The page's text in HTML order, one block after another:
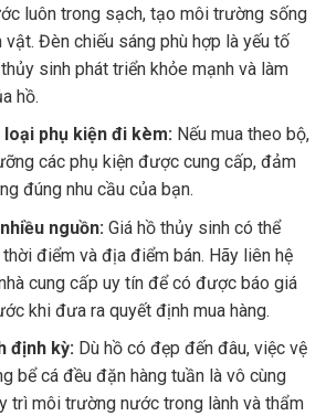
luôn trong sạch, tạo môi trường sống
Đèn chiếu sáng phù hợp là yếu tố
sinh phát triển khỏe mạnh và làm
hồ.
phụ kiện đi kèm: Nếu mua theo bộ,
các phụ kiện được cung cấp, đảm
đúng nhu cầu của bạn.
nguồn: Giá hồ thủy sinh có thể
điểm và địa điểm bán. Hãy liên hệ
cung cấp uy tín để có được báo giá
khi đưa ra quyết định mua hàng.
định kỳ: Dù hồ có đẹp đến đâu, việc vệ
bể cá đều đặn hàng tuần là vô cùng
trì môi trường nước trong lành và thẩm